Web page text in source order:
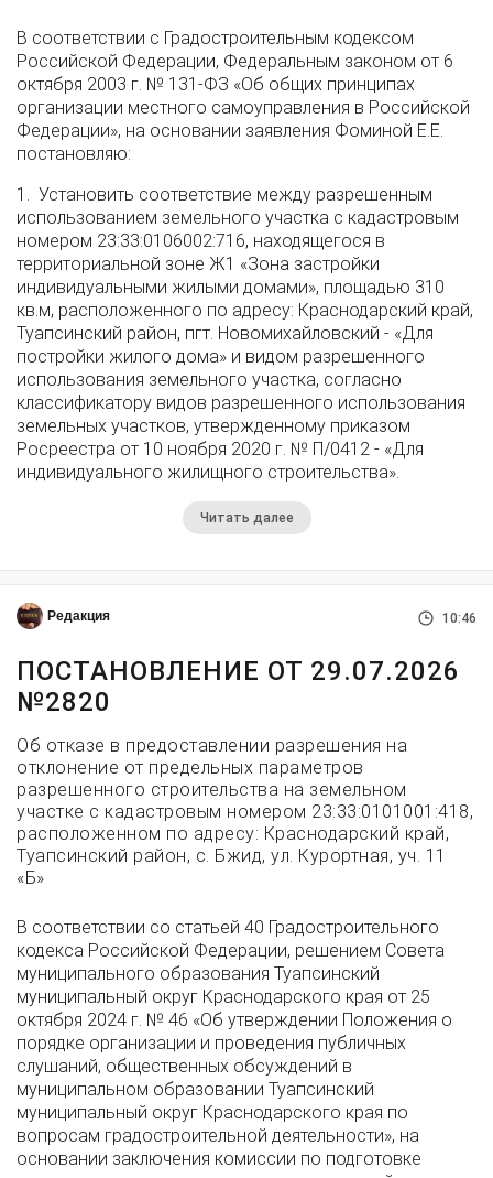
В соответствии с Градостроительным кодексом
Российской Федерации, Федеральным законом от 6
октября 2003 г. № 131-ФЗ «Об общих принципах
организации местного самоуправления в Российской
Федерации», на основании заявления Фоминой Е.Е.
постановляю:
1. Установить соответствие между разрешенным
использованием земельного участка с кадастровым
номером 23:33:0106002:716, находящегося в
территориальной зоне Ж1 «Зона застройки
индивидуальными жилыми домами», площадью 310
кв.м, расположенного по адресу: Краснодарский край,
Туапсинский район, пгт. Новомихайловский - «Для
постройки жилого дома» и видом разрешенного
использования земельного участка, согласно
классификатору видов разрешенного использования
земельных участков, утвержденному приказом
Росреестра от 10 ноября 2020 г. № П/0412 - «Для
индивидуального жилищного строительства».
Читать далее
Редакция 10:46
ПОСТАНОВЛЕНИЕ ОТ 29.07.2026
№2820
Об отказе в предоставлении разрешения на
отклонение от предельных параметров
разрешенного строительства на земельном
участке с кадастровым номером 23:33:0101001:418,
расположенном по адресу: Краснодарский край,
Туапсинский район, с. Бжид, ул. Курортная, уч. 11
«Б»
В соответствии со статьей 40 Градостроительного
кодекса Российской Федерации, решением Совета
муниципального образования Туапсинский
муниципальный округ Краснодарского края от 25
октября 2024 г. № 46 «Об утверждении Положения о
порядке организации и проведения публичных
слушаний, общественных обсуждений в
муниципальном образовании Туапсинский
муниципальный округ Краснодарского края по
вопросам градостроительной деятельности», на
основании заключения комиссии по подготовке